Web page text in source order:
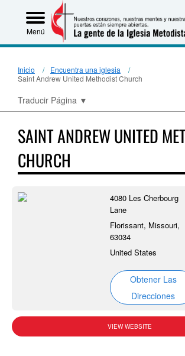
Menú
Inicio
Encuentra una iglesia
Saint Andrew United Methodist Church
Traducir Página ▼
SAINT ANDREW UNITED
CHURCH
4080 Les Cherbourg
Lane
Florissant, Missouri,
63034
United States
Obtener Las
Direcciones
VIEW WEBSITE